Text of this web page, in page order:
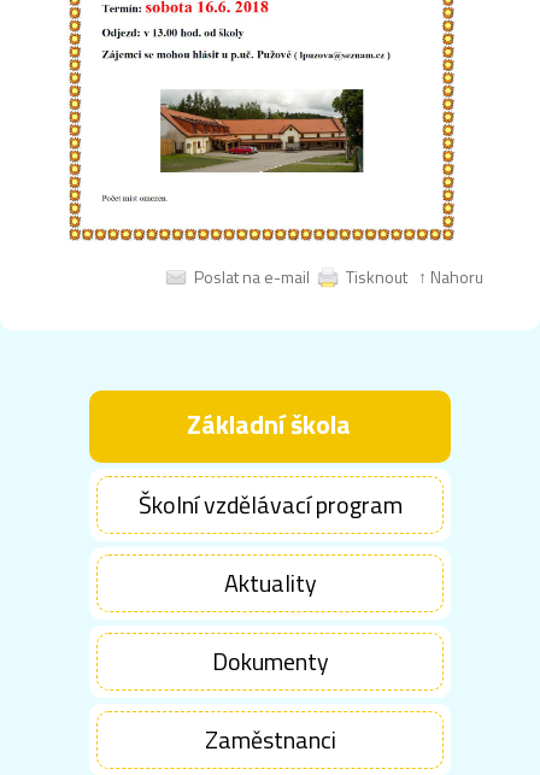
Poslat na e-mail Tisknout ↑ Nahoru
Základní škola
Školní vzdělávací program
Aktuality
Dokumenty
Zaměstnanci